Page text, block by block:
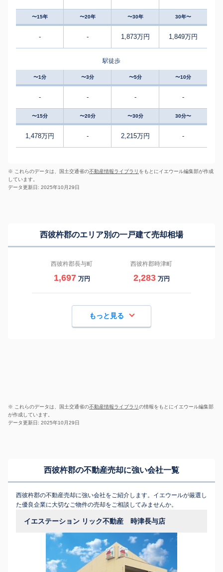
〜15年 〜20年 〜30年 30年〜
- - 1,873万円 1,849万円
駅徒歩
〜1分 〜3分 〜5分 〜10分
- - - -
〜15分 〜20分 〜30分 30分〜
1,478万円 - 2,215万円 -
※ これらのデータは、国土交通省の不動産情報ライブラリ をもとにイエウール編集部が作成
しています。
データ更新日: 2025年10月29日
西彼杵郡のエリア別の一戸建て売却相場
西彼杵郡長与町
1,697 万円
西彼杵郡時津町
2,283 万円
もっと見る
※ これらのデータは、国土交通省の不動産情報ライブラリの情報をもとにイエウール編集部
が作成しています。
データ更新日: 2025年10月29日
西彼杵郡の不動産売却に強い会社一覧
西彼杵郡の不動産売却に強い会社をご紹介します。イエウールが厳選し
た優良企業に大切なご物件の売却をご相談してみませんか。
イエステーション リック不動産 時津長与店